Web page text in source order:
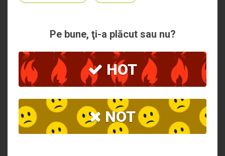
Pe bune, ţi-a plăcut sau nu?
HOT
NOT